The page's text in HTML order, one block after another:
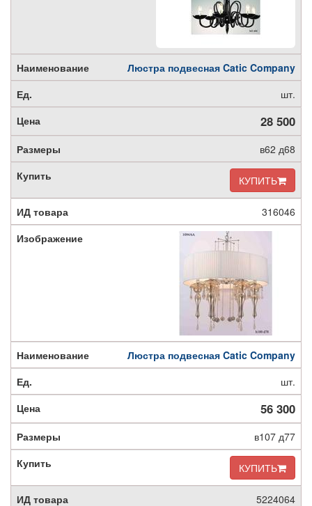
Люстра подвесная Catic Company
шт.
28 500
в62 д68
КУПИТЬ
316046
Люстра подвесная Catic Company
шт.
56 300
в107 д77
КУПИТЬ
5224064